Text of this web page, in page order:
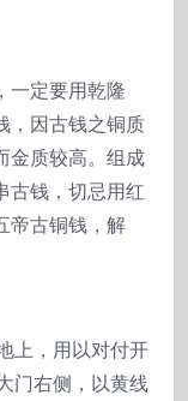
一定要用乾隆
，因古钱之铜质
金质较高。组成
古钱，切忌用红
帝古铜钱，解
上，用以对付开
门右侧，以黄线